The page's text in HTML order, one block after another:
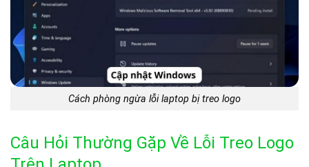
Cách phòng ngừa lỗi laptop bị treo logo
Câu Hỏi Thường Gặp Về Lỗi Treo Logo